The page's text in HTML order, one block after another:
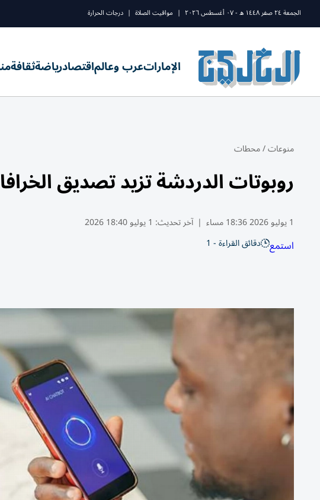
الجمعة ٢٤ صفر ١٤٤٨ ه - ٠٧ أغسطس ٢٠٢٦ | مواقيت الصلاة | درجات الحرارة
الإماراتعرب وعالماقتصادرياضةثقافة
منوعات/محطات
روبوتات الدردشة تزيد تصديق
1 يوليو 2026 18:36 مساء | آخر تحديث: 1 يوليو 18:40 2026
استمع دقائق القراءة - 1